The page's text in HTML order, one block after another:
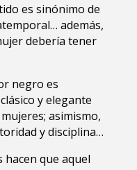
es sinónimo de
además,
debería tener
negro es
y elegante
asimismo,
y disciplina…
que aquel